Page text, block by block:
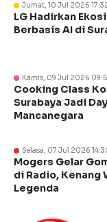
Jumat, 10 Jul 2026
LG Hadirkan
Berbasis AI di
Kamis, 09 Jul 2026
Cooking Class
Surabaya Jadi
Mancanegara
Selasa, 07 Jul 2026
Mogers Gelar
di Radio, Kenang
Legenda